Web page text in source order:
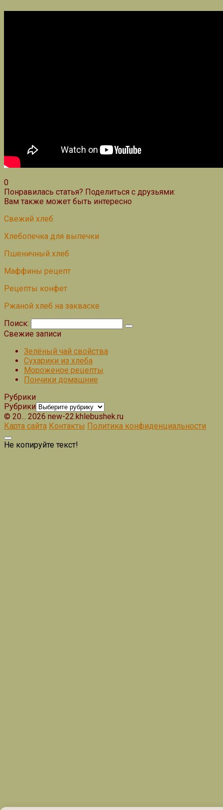
0
Понравилась статья? Поделиться с друзьями:
Вам также может быть интересно
Свежий хлеб
Хлебопечка для выпечки
Пшеничный хлеб
Маффины рецепт
Рецепты конфет
Ржаной хлеб на закваске
Поиск:
Свежие записи
Зелёный чай свойства
Сухарики из хлеба
Мороженое рецепты
Пончики домашние
Рубрики
Рубрики
© 20... 2026 new-22.khlebushek.ru
Карта сайта Контакты Политика конфиденциальности
Не копируйте текст!